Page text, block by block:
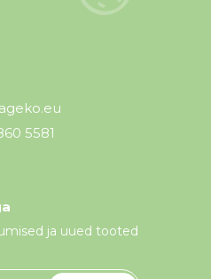
5581
ja uued tooted